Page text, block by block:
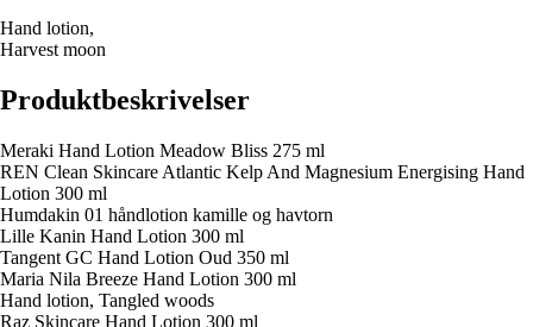
Hand lotion,
Harvest moon
Produktbeskrivelser
Meraki Hand Lotion Meadow Bliss 275 ml
REN Clean Skincare Atlantic Kelp And Magnesium Energising Hand
Lotion 300 ml
Humdakin 01 håndlotion kamille og havtorn
Lille Kanin Hand Lotion 300 ml
Tangent GC Hand Lotion Oud 350 ml
Maria Nila Breeze Hand Lotion 300 ml
Hand lotion, Tangled woods
Raz Skincare Hand Lotion 300 ml